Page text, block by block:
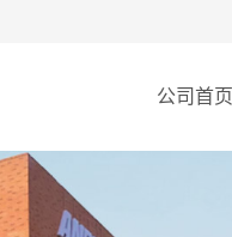
公司首页